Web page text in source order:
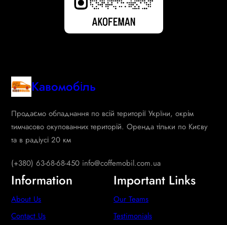
Кавомобіль
Продаємо обладнання по всій території Укрїни, окрім
тимчасово окупованних територій. Оренда тільки по Києву
та в радіусі 20 км
(+380) 63-68-68-450 info@coffemobil.com.ua
Information
About Us
Contact Us
Important Links
Our Teams
Testimonials